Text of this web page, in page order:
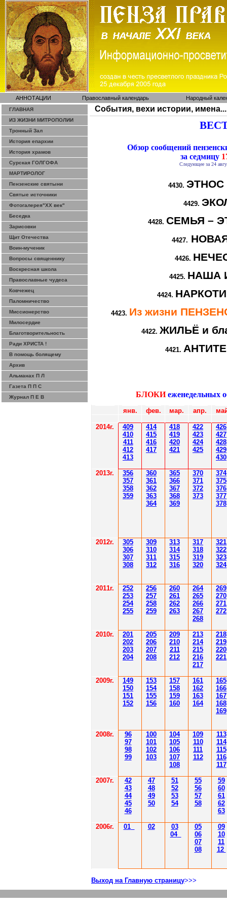
АННОТАЦИИ Православный календарь Народный
ГЛАВНАЯ
ИЗ ЖИЗНИ МИТРОПОЛИИ
Тронный Зал
История епархии
История храмов
Сурская ГОЛГОФА
МАРТИРОЛОГ
Пензенские святыни
Святые источники
Фотогалерея"ХХ век"
Беседка
Зарисовки
Щит Отечества
Воин-мученик
Вопросы священнику
Воскресная школа
Православные чудеса
Ковчежец
Паломничество
Миссионерство
Милосердие
Благотворительность
Ради ХРИСТА !
В помощь болящему
Архив
Альманах П Л
Газета П П С
Журнал П Е В
События, вехи истории, имена...
Обзор сообщений
за седмицу
Следующее за 24
4430. ЭТНОС
4429.
4428. СЕМЬЯ –
4427.
4426.
4425. НАША
4424.
4423. Из жизни
4422. ЖИЛЬЁ и
4421.
БЛОКИ еженедельных
янв. фев. мар. апр.
2014г. 409
410
411
412
413
414
415
416
417
418
419
420
421
422
423
424
425
426
427
428
429
430
2013г.
356
357
358
359
360
361
362
363
364
365
366
367
368
369
370
371
372
373
374
375
376
377
378
2012г. 305
306
307
308
309
310
311
312
313
314
315
316
317
318
319
320
321
322
323
324
2011г.
252
253
254
255
256
257
258
259
260
261
262
263
264
265
266
267
268
269
270
271
272
2010г.
201
202
203
204
205
206
207
208
209
210
211
212
213
214
215
216
217
218
219
220
221
2009г.
149
150
151
152
153
154
155
156
157
158
159
160
161
162
163
164
165
166
167
168
169
2008г.
96
97
98
99
100
101
102
103
104
105
106
107
108
109
110
111
112
113
114
115
116
117
2007г.
42
43
44
45
46
47
48
49
50
51
52
53
54
55
56
57
58
59
60
61
62
63
2006г. 01 02
03
04
05
06
07
08
09
10
11
12
Выход на Главную страницу>>>